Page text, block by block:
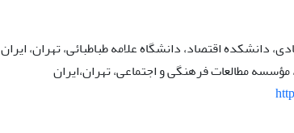
دانشکده اقتصاد، دانشگاه علامه طباطبائی، تهران، ایران
مطالعات فرهنگی و اجتماعی، تهران،ایران